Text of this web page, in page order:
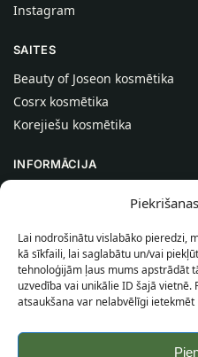
Lai nodrošinātu vislabāko pieredzi,
kā sīkfaili, lai saglabātu un/vai
tehnoloģijām ļaus mums apstrādāt
uzvedība vai unikālie ID šajā vietnē.
atsaukšana var nelabvēlīgi
Instagram
SAITES
Beauty of Joseon kosmētika
Cosrx kosmētika
Korejiešu kosmētika
INFORMĀCIJA
Palīdzība
INFORMĀCIJA PIRCĒJAM
Piegādes nosacījumi
Noteikumi un nosacījumi